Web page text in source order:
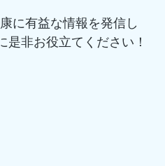
に有益な情報を発信し
非お役立てください！